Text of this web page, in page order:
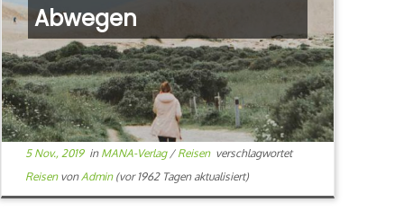
Abwegen
5 Nov., 2019in MANA-Verlag / Reisen verschlagwortet
Reisen von Admin(vor 1962 Tagen aktualisiert)